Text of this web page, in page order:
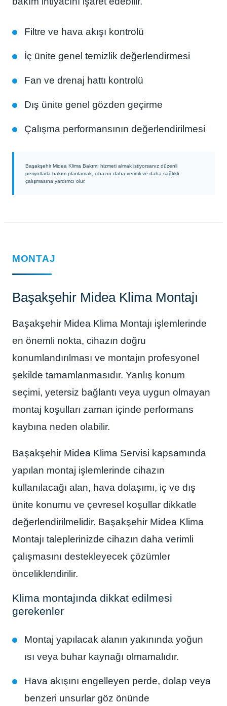
Filtre ve hava akışı kontrolü
İç ünite genel temizlik değerlendirmesi
Fan ve drenaj hattı kontrolü
Dış ünite genel gözden geçirme
Çalışma performansının değerlendirilmesi
Başakşehir Midea Klima Bakımı hizmeti almak istiyorsanız düzenli
periyotlarla bakım planlamak, cihazın daha verimli ve daha sağlıklı
çalışmasına yardımcı olur.
MONTAJ
Başakşehir Midea Klima Montajı
Başakşehir Midea Klima Montajı işlemlerinde
en önemli nokta, cihazın doğru
konumlandırılması ve montajın profesyonel
şekilde tamamlanmasıdır. Yanlış konum
seçimi, yetersiz bağlantı veya uygun olmayan
montaj koşulları zaman içinde performans
kaybına neden olabilir.
Başakşehir Midea Klima Servisi kapsamında
yapılan montaj işlemlerinde cihazın
kullanılacağı alan, hava dolaşımı, iç ve dış
ünite konumu ve çevresel koşullar dikkatle
değerlendirilmelidir. Başakşehir Midea Klima
Montajı taleplerinizde cihazın daha verimli
çalışmasını destekleyecek çözümler
önceliklendirilir.
Klima montajında dikkat edilmesi
gerekenler
Montaj yapılacak alanın yakınında yoğun
ısı veya buhar kaynağı olmamalıdır.
Hava akışını engelleyen perde, dolap veya
benzeri unsurlar göz önünde